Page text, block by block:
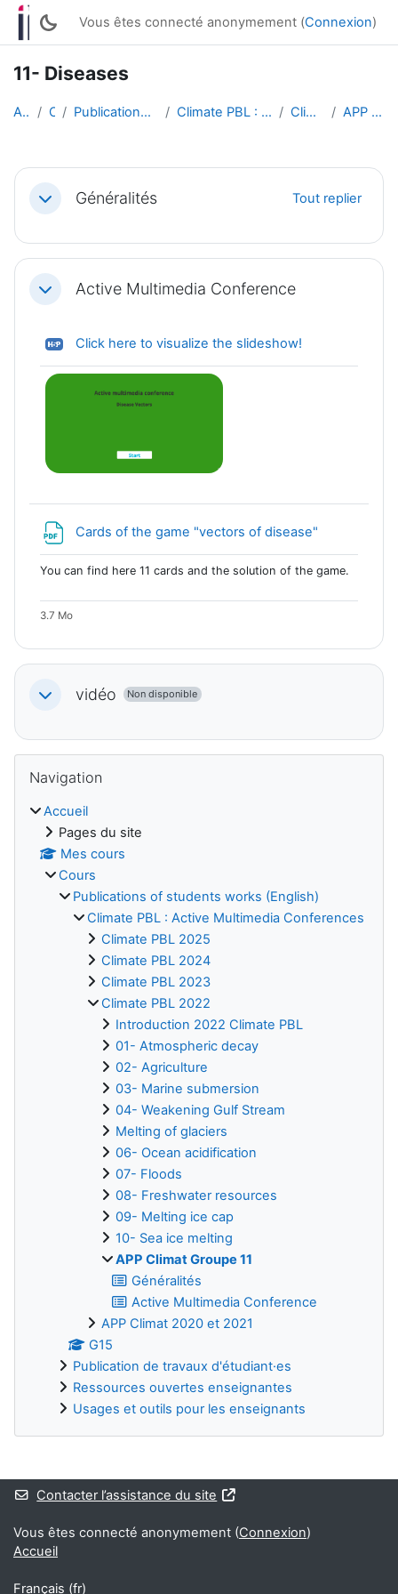
Passer au contenu principal
Vous êtes connecté anonymement (Connexion)
11- Diseases
Accueil Cours Publications of students works (English) Climate PBL : Active Multimedia Conferences Climate PBL 2022 APP Climat Groupe 11
Résumé de section
ReplierGénéralités Tout replier
ReplierActive Multimedia Conference
Click here to visualize the slideshow!
Cards of the game "vectors of disease"
You can find here 11 cards and the solution of the game.
3.7 Mo
Repliervidéo Non disponible
Blocs
Navigation
Accueil
Pages du site
Mes cours
Cours
Publications of students works (English)
Climate PBL : Active Multimedia Conferences
Climate PBL 2025
Climate PBL 2024
Climate PBL 2023
Climate PBL 2022
Introduction 2022 Climate PBL
01- Atmospheric decay
02- Agriculture
03- Marine submersion
04- Weakening Gulf Stream
Melting of glaciers
06- Ocean acidification
07- Floods
08- Freshwater resources
09- Melting ice cap
10- Sea ice melting
APP Climat Groupe 11
Généralités
Active Multimedia Conference
APP Climat 2020 et 2021
G15
Publication de travaux d'étudiant·es
Ressources ouvertes enseignantes
Usages et outils pour les enseignants
Blocs supplémentaires
Contacter l’assistance du site
Vous êtes connecté anonymement (Connexion)
Accueil
Français ‎(fr)‎